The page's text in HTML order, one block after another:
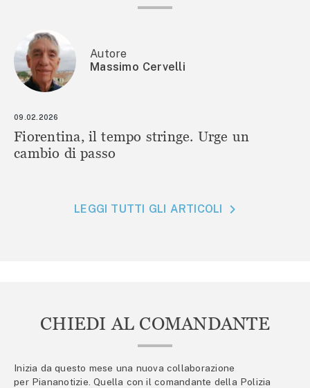
Autore
Massimo Cervelli
09.02.2026
Fiorentina, il tempo stringe. Urge un
cambio di passo
LEGGI TUTTI GLI ARTICOLI
CHIEDI AL COMANDANTE
Inizia da questo mese una nuova collaborazione
per Piananotizie. Quella con il comandante della Polizia